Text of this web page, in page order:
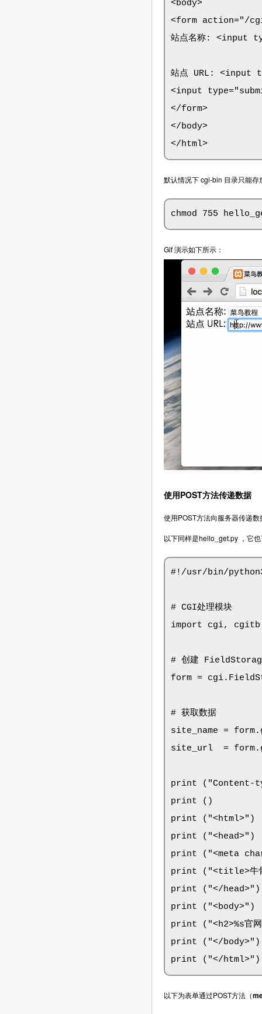
<body>
<form action="/
站点名称: <input
站点 URL: <input
<input
</form>
</body>
</html>
默认情况下 cgi-bin 目录只能
chmod 755
Gif 演示如下所示：
使用POST方法传递数据
使用POST方法向服务器传递
以下同样是hello_get.py ，它
#!/usr/bin/
# CGI处理模块
import cgi,
# 创建
form =
# 获取数据
site_name =
site_url  =
print ("Content-
print ()
print ("<html>")
print ("<head>")
print ("<meta
print ("<title>牛骨
print ("</head>")
print ("<body>")
print ("<h2>%s官
print ("</body>")
print ("</html>")
以下为表单通过POST方法（